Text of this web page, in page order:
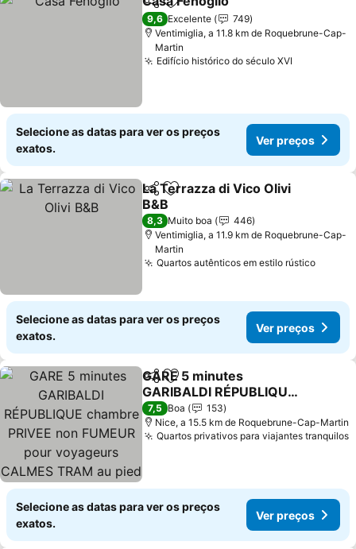
PartilharAdicionar aos favoritos
9,6 Excelente
749
Ventimiglia, a 11.8 km de Roquebrune-Cap-
Martin
Edifício histórico do século XVIVer
Selecione as datas para ver os preços
exatos.
Ver preços
PartilharAdicionar aos favoritos
La Terrazza di Vico Olivi
B&B
Ver preços
8,3 Muito boa
446
Ventimiglia, a 11.9 km de Roquebrune-Cap-
Martin
Quartos autênticos em estilo rústicoVer
Selecione as datas para ver os preços
exatos.
Ver preços
PartilharAdicionar aos favoritos
GARE 5 minutes
GARIBALDI RÉPUBLIQUE
chambre PRIVEE non
FUMEUR pour voyageurs
CALMES TRAM au pied
Ver preços
7,5 Boa
153
Nice, a 15.5 km de Roquebrune-Cap-Martin
Quartos privativos para viajantes tranquilos
Selecione as datas para ver os preços
exatos.
Ver preços